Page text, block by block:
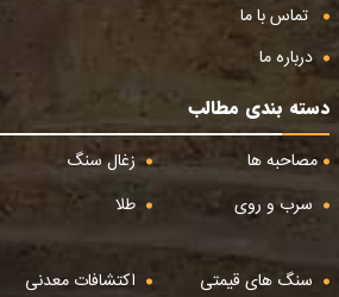
تماس با ما
درباره ما
دسته بندی مطالب
مصاحبه ها
زغال سنگ
سرب و روی
طلا
سنگ های قیمتی
اکتشافات معدنی